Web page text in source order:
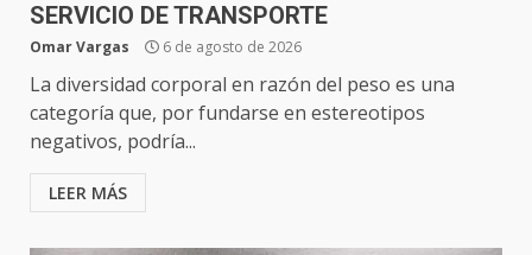
SERVICIO DE TRANSPORTE
Omar Vargas 6 de agosto de 2026
La diversidad corporal en razón del peso es una
categoría que, por fundarse en estereotipos
negativos, podría...
LEER MÁS